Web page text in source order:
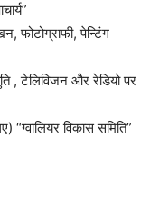
फोटोग्राफी, पेन्टिंग
, टेलिविजन और रेडियो पर
“ग्वालियर विकास समिति”